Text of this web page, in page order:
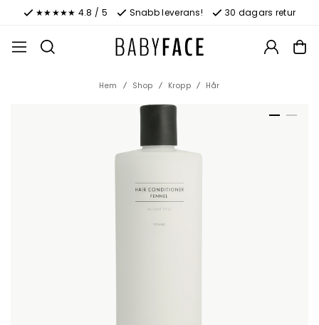
★★★★★ 4.8 / 5 Snabb leverans! 30 dagars retur
Hem Shop Kropp Hår